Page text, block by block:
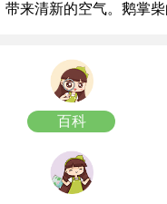
带来清新的空气。鹅掌柴
百科